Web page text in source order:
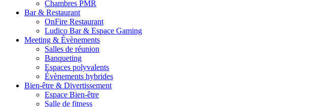
Chambres PMR
Bar & Restaurant
OnFire Restaurant
Ludico Bar & Espace Gaming
Meeting & Évènements
Salles de réunion
Banqueting
Espaces polyvalents
Évènements hybrides
Bien-être & Divertissement
Espace Bien-être
Salle de fitness